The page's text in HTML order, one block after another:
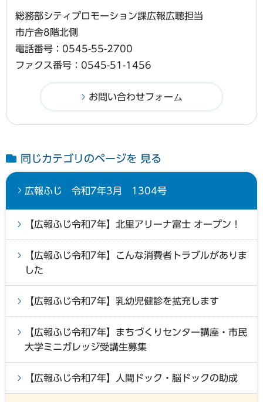
総務部シティプロモーション課広報広聴担当
市庁舎8階北側
電話番号：0545-55-2700
ファクス番号：0545-51-1456
同じカテゴリのページを 見る
広報ふじ 令和7年3月 1304号
【広報ふじ令和7年】北里アリーナ富士 オープン！
【広報ふじ令和7年】こんな消費者トラブルがありま
した
【広報ふじ令和7年】乳幼児健診を拡充します
【広報ふじ令和7年】まちづくりセンター講座・市民
大学ミニガレッジ受講生募集
【広報ふじ令和7年】人間ドック・脳ドックの助成